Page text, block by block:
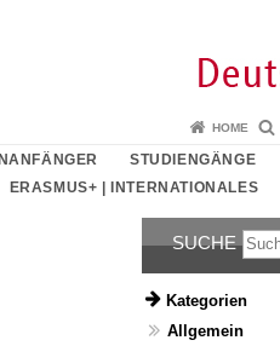
HOME
STUDIENGÄNGE
ERASMUS+ | INTERNATIONALES
SUCHE
Kategorien
Allgemein